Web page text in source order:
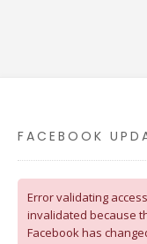
FACEBOOK
Error validating
invalidated because
Facebook has